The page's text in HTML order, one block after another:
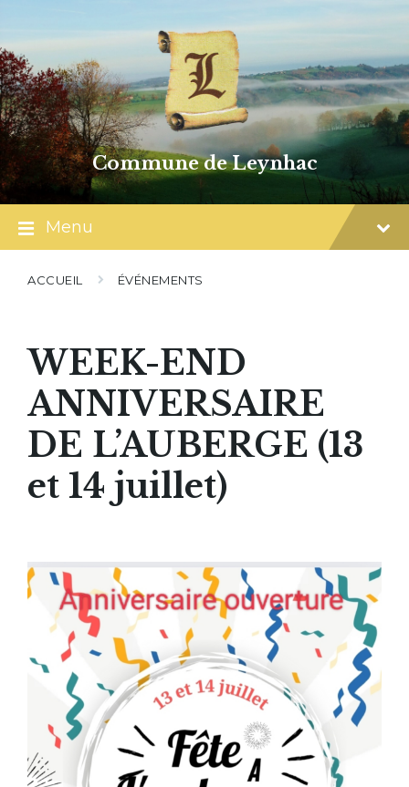
content
main
navigation
footer
Commune de Leynhac
Menu
ACCUEIL ÉVÉNEMENTS
WEEK-END
ANNIVERSAIRE
DE L’AUBERGE (13
et 14 juillet)